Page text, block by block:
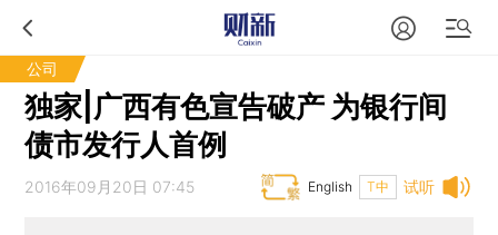
公司
独家|广西有色宣告破产 为银行间
债市发行人首例
试听
2016年09月20日 07:45 T中
English